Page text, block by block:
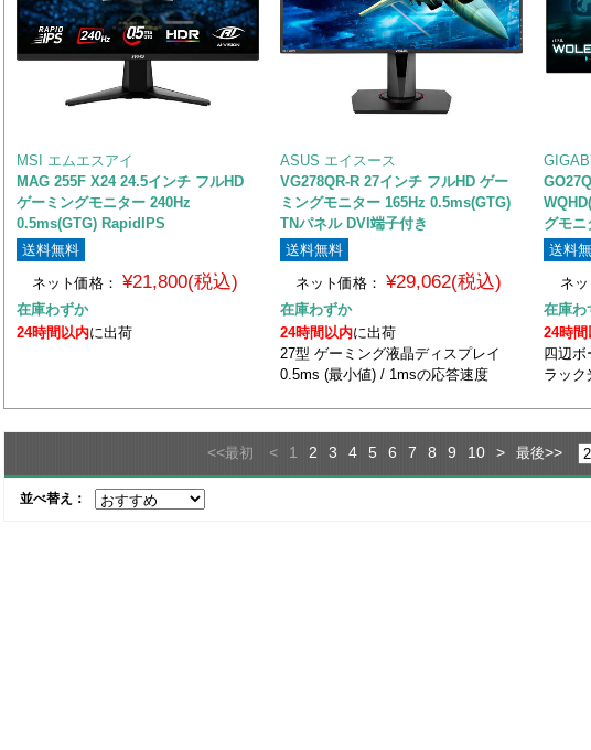
MSI エムエスアイ
MAG 255F X24 24.5インチ フルHD
ゲーミングモニター 240Hz
0.5ms(GTG) RapidIPS
送料無料
ネット価格：
¥21,800(税込)
在庫わずか
24時間以内に出荷
ASUS エイスース
VG278QR-R 27インチ フルHD ゲー
ミングモニター 165Hz 0.5ms(GTG)
TNパネル DVI端子付き
送料無料
ネット価格：
¥29,062(税込)
在庫わずか
24時間以内に出荷
27型 ゲーミング液晶ディスプレイ
0.5ms (最小値) / 1msの応答速度
グモ
送料
ネッ
在庫わ
24時
四辺ボ
ラック
<<最初 < 1 2 3 4 5 6 7 8 9 10 > 最後>>
並べ替え：